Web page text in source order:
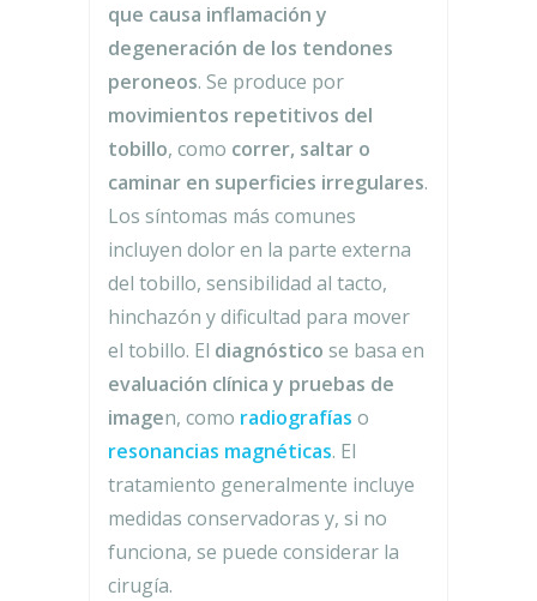
que causa inflamación y
degeneración de los tendones
peroneos. Se produce por
movimientos repetitivos del
tobillo, como correr, saltar o
caminar en superficies irregulares.
Los síntomas más comunes
incluyen dolor en la parte externa
del tobillo, sensibilidad al tacto,
hinchazón y dificultad para mover
el tobillo. El diagnóstico se basa en
evaluación clínica y pruebas de
imagen, como radiografías o
resonancias magnéticas. El
tratamiento generalmente incluye
medidas conservadoras y, si no
funciona, se puede considerar la
cirugía.